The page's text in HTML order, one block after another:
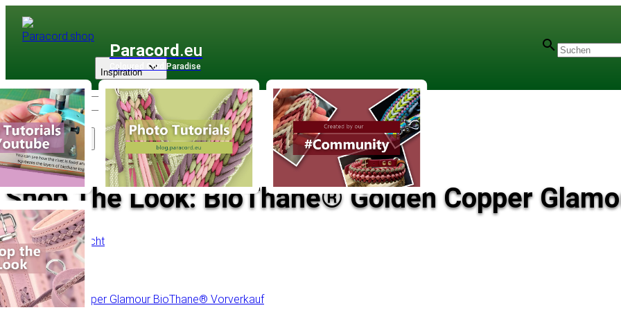
Paracord .eu
Coloured Cord Paradise
Sortiment
Inspiration
Shop The Look: BioThane® Golden Copper
Zurück zur Übersicht
Inhaltsverzeichnis
Golden Copper Glamour BioThane® Vorverkauf